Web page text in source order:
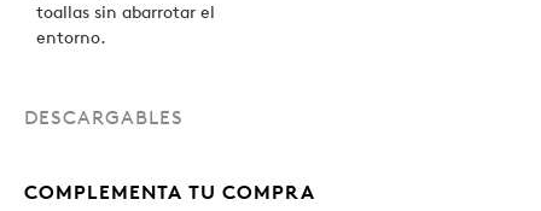
DESCARGABLES
toallas sin abarrotar el
entorno.
COMPLEMENTA TU COMPRA